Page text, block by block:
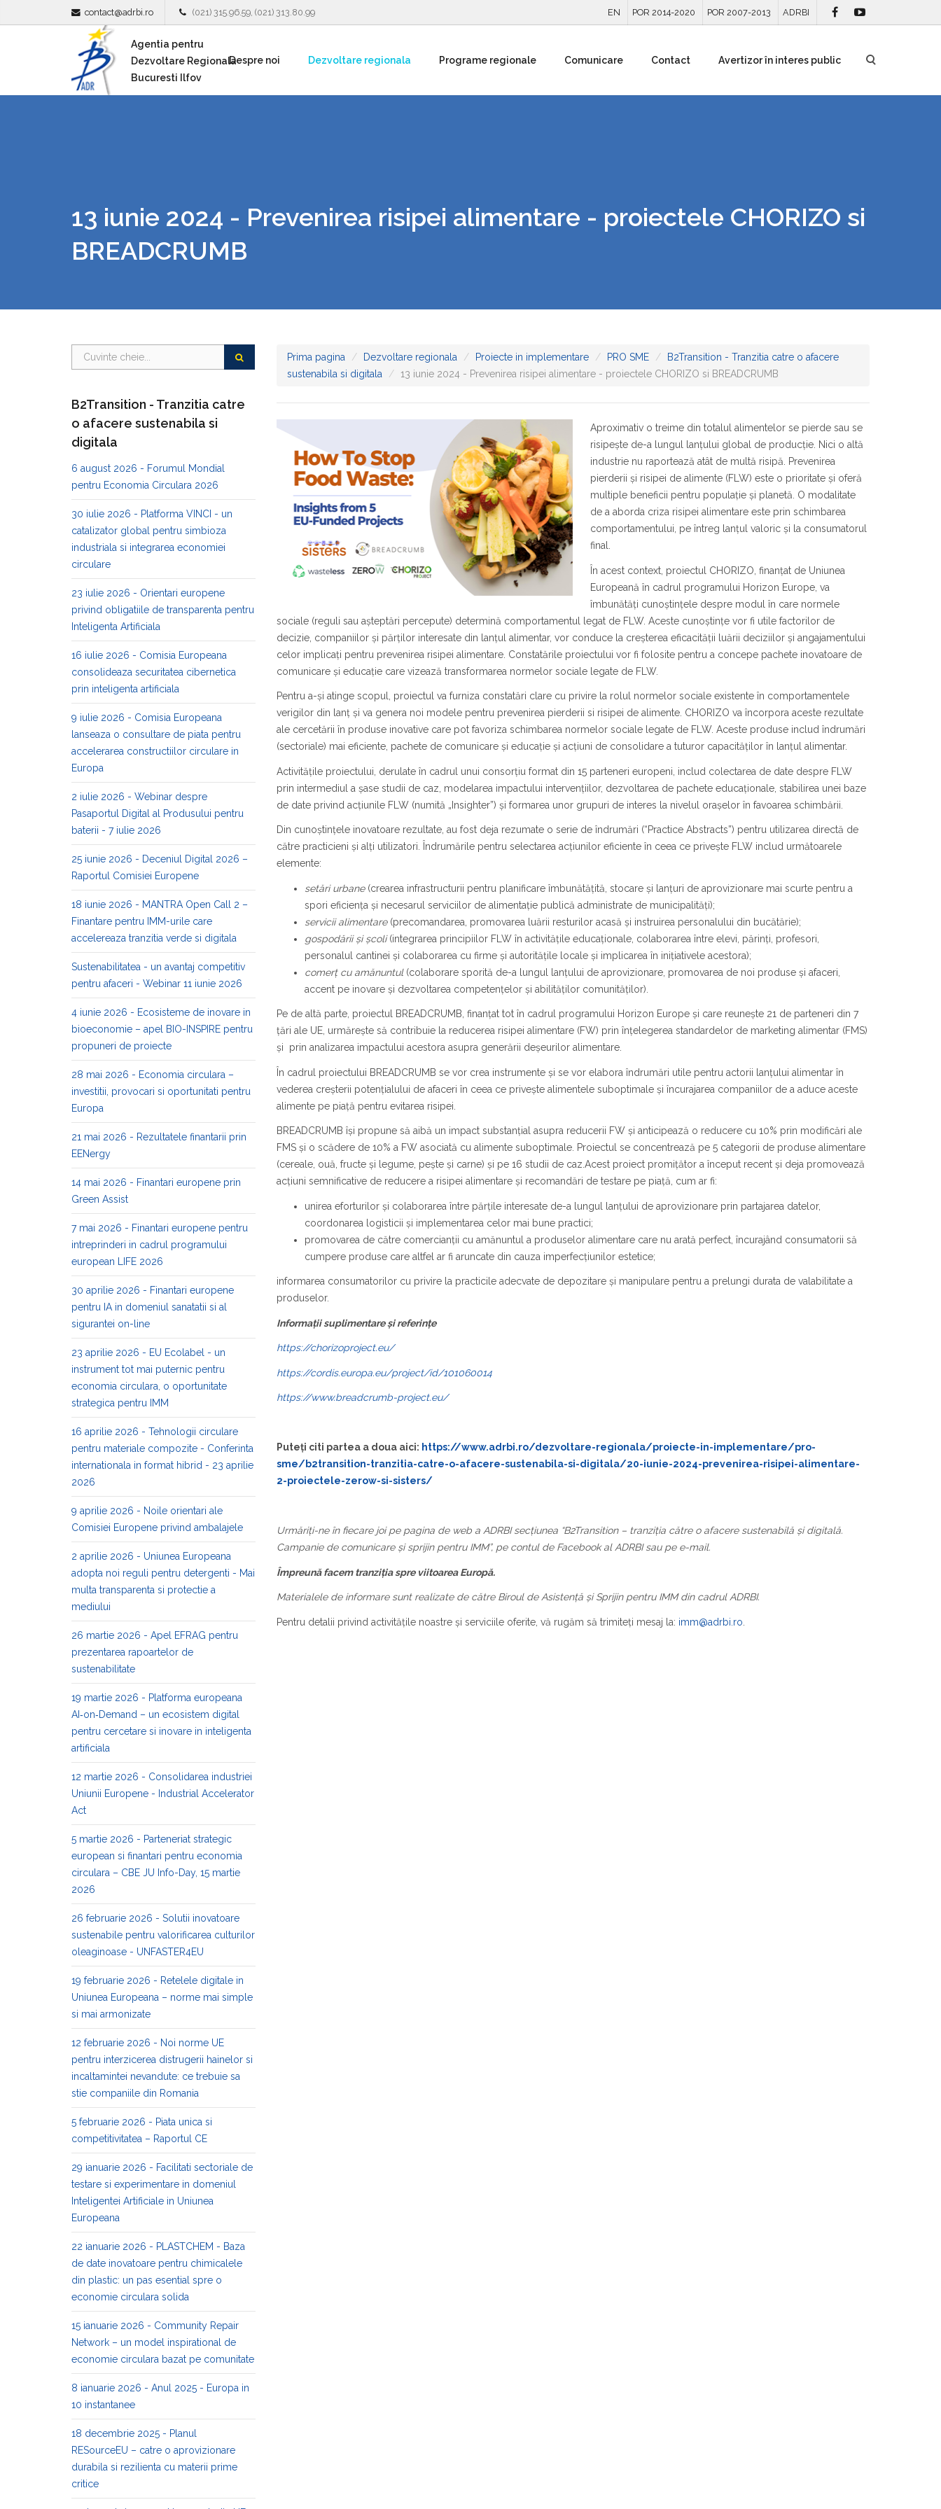
contact@adrbi.ro (021) 315.96.59, (021) 313.80.99 EN POR 2014-2020 POR 2007-2013 ADRBI
Agentia pentru
Dezvoltare Regionala
Bucuresti Ilfov
Despre noi Dezvoltare regionala Programe regionale Comunicare Contact Avertizor în interes public
13 iunie 2024 - Prevenirea risipei alimentare - proiectele CHORIZO si
BREADCRUMB
Prima pagina Dezvoltare regionala Proiecte in implementare PRO SME
B2Transition - Tranzitia catre o afacere
sustenabila si digitala
13 iunie 2024 - Prevenirea risipei alimentare - proiectele CHORIZO si BREADCRUMB
Aproximativ o treime din totalul alimentelor se pierde sau se
risipește de-a lungul lanțului global de producție. Nici o altă
industrie nu raportează atât de multă risipă. Prevenirea
pierderii și risipei de alimente (FLW) este o prioritate și oferă
multiple beneficii pentru populație și planetă. O modalitate
de a aborda criza risipei alimentare este prin schimbarea
comportamentului, pe întreg lanțul valoric și la consumatorul
final.
În acest context, proiectul CHORIZO, finanțat de Uniunea
Europeană în cadrul programului Horizon Europe, va
îmbunătăți cunoștințele despre modul în care normele
sociale (reguli sau așteptări percepute) determină comportamentul legat de FLW. Aceste cunoștințe vor fi utile factorilor de
decizie, companiilor și părților interesate din lanțul alimentar, vor conduce la creșterea eficacității luării deciziilor și angajamentului
celor implicați pentru prevenirea risipei alimentare. Constatările proiectului vor fi folosite pentru a concepe pachete inovatoare de
comunicare și educație care vizează transformarea normelor sociale legate de FLW.
Pentru a-și atinge scopul, proiectul va furniza constatări clare cu privire la rolul normelor sociale existente în comportamentele
verigilor din lanț și va genera noi modele pentru prevenirea pierderii si risipei de alimente. CHORIZO va încorpora aceste rezultate
ale cercetării în produse inovative care pot favoriza schimbarea normelor sociale legate de FLW. Aceste produse includ îndrumări
(sectoriale) mai eficiente, pachete de comunicare și educație și acțiuni de consolidare a tuturor capacităților în lanțul alimentar.
Activitățile proiectului, derulate în cadrul unui consorțiu format din 15 parteneri europeni, includ colectarea de date despre FLW
prin intermediul a şase studii de caz, modelarea impactului intervențiilor, dezvoltarea de pachete educaționale, stabilirea unei baze
de date privind acțiunile FLW (numită „Insighter”) și formarea unor grupuri de interes la nivelul orașelor în favoarea schimbării.
Din cunoștințele inovatoare rezultate, au fost deja rezumate o serie de îndrumări (“Practice Abstracts”) pentru utilizarea directă de
către practicieni și alți utilizatori. Îndrumările pentru selectarea acțiunilor eficiente în ceea ce privește FLW includ următoarele
elemente:
setări urbane(crearea infrastructurii pentru planificare îmbunătățită, stocare și lanțuri de aprovizionare mai scurte pentru a
spori eficiența și necesarul serviciilor de alimentație publică administrate de municipalități);
servicii alimentare(precomandarea, promovarea luării resturilor acasă și instruirea personalului din bucătărie);
gospodării și școli(integrarea principiilor FLW în activitățile educaționale, colaborarea între elevi, părinți, profesori,
personalul cantinei și colaborarea cu firme și autoritățile locale și implicarea în inițiativele acestora);
comerț cu amănuntul (colaborare sporită de-a lungul lanțului de aprovizionare, promovarea de noi produse și afaceri,
accent pe inovare și dezvoltarea competențelor și abilităților comunităților).
Pe de altă parte, proiectul BREADCRUMB, finanțat tot în cadrul programului Horizon Europe și care reunește 21 de parteneri din 7
țări ale UE, urmărește să contribuie la reducerea risipei alimentare (FW) prin înțelegerea standardelor de marketing alimentar (FMS)
și prin analizarea impactului acestora asupra generării deșeurilor alimentare.
În cadrul proiectului BREADCRUMB se vor crea instrumente și se vor elabora îndrumări utile pentru actorii lanțului alimentar în
vederea creșterii potențialului de afaceri în ceea ce privește alimentele suboptimale și încurajarea companiilor de a aduce aceste
alimente pe piață pentru evitarea risipei.
BREADCRUMB își propune să aibă un impact substanțial asupra reducerii FW și anticipează o reducere cu 10% prin modificări ale
FMS și o scădere de 10% a FW asociată cu alimente suboptimale. Proiectul se concentrează pe 5 categorii de produse alimentare
(cereale, ouă, fructe și legume, pește și carne) și pe 16 studii de caz.Acest proiect promițător a început recent și deja promovează
acțiuni semnificative de reducere a risipei alimentare și recomandări de testare pe piață, cum ar fi:
unirea eforturilor și colaborarea între părțile interesate de-a lungul lanțului de aprovizionare prin partajarea datelor,
coordonarea logisticii și implementarea celor mai bune practici;
promovarea de către comercianții cu amănuntul a produselor alimentare care nu arată perfect, încurajând consumatorii să
cumpere produse care altfel ar fi aruncate din cauza imperfecțiunilor estetice;
informarea consumatorilor cu privire la practicile adecvate de depozitare și manipulare pentru a prelungi durata de valabilitate a
produselor.
Informații suplimentare și referințe
https://chorizoproject.eu/
https://cordis.europa.eu/project/id/101060014
https://www.breadcrumb-project.eu/
Puteți citi partea a doua aici: https://www.adrbi.ro/dezvoltare-regionala/proiecte-in-implementare/pro-
sme/b2transition-tranzitia-catre-o-afacere-sustenabila-si-digitala/20-iunie-2024-prevenirea-risipei-alimentare-
2-proiectele-zerow-si-sisters/
Urmăriți-ne în fiecare joi pe pagina de web a ADRBI secțiunea “B2Transition – tranziția către o afacere sustenabilă și digitală.
Campanie de comunicare și sprijin pentru IMM”, pe contul de Facebook al ADRBI sau pe e-mail.
Împreună facem tranziția spre viitoarea Europă.
Materialele de informare sunt realizate de către Biroul de Asistență și Sprijin pentru IMM din cadrul ADRBI.
Pentru detalii privind activităţile noastre şi serviciile oferite, vă rugăm să trimiteţi mesaj la: imm@adrbi.ro
B2Transition - Tranzitia catre
o afacere sustenabila si
digitala
6 august 2026 - Forumul Mondial
pentru Economia Circulara 2026
30 iulie 2026 - Platforma VINCI - un
catalizator global pentru simbioza
industriala si integrarea economiei
circulare
23 iulie 2026 - Orientari europene
privind obligatiile de transparenta pentru
Inteligenta Artificiala
16 iulie 2026 - Comisia Europeana
consolideaza securitatea cibernetica
prin inteligenta artificiala
9 iulie 2026 - Comisia Europeana
lanseaza o consultare de piata pentru
accelerarea constructiilor circulare in
Europa
2 iulie 2026 - Webinar despre
Pasaportul Digital al Produsului pentru
baterii - 7 iulie 2026
25 iunie 2026 - Deceniul Digital 2026 –
Raportul Comisiei Europene
18 iunie 2026 - MANTRA Open Call 2 –
Finantare pentru IMM-urile care
accelereaza tranzitia verde si digitala
Sustenabilitatea - un avantaj competitiv
pentru afaceri - Webinar 11 iunie 2026
4 iunie 2026 - Ecosisteme de inovare in
bioeconomie – apel BIO-INSPIRE pentru
propuneri de proiecte
28 mai 2026 - Economia circulara –
investitii, provocari si oportunitati pentru
Europa
21 mai 2026 - Rezultatele finantarii prin
EENergy
14 mai 2026 - Finantari europene prin
Green Assist
7 mai 2026 - Finantari europene pentru
intreprinderi in cadrul programului
european LIFE 2026
30 aprilie 2026 - Finantari europene
pentru IA in domeniul sanatatii si al
sigurantei on-line
23 aprilie 2026 - EU Ecolabel - un
instrument tot mai puternic pentru
economia circulara, o oportunitate
strategica pentru IMM
16 aprilie 2026 - Tehnologii circulare
pentru materiale compozite - Conferinta
internationala in format hibrid - 23 aprilie
2026
9 aprilie 2026 - Noile orientari ale
Comisiei Europene privind ambalajele
2 aprilie 2026 - Uniunea Europeana
adopta noi reguli pentru detergenti - Mai
multa transparenta si protectie a
mediului
26 martie 2026 - Apel EFRAG pentru
prezentarea rapoartelor de
sustenabilitate
19 martie 2026 - Platforma europeana
AI‑on‑Demand – un ecosistem digital
pentru cercetare si inovare in inteligenta
artificiala
12 martie 2026 - Consolidarea industriei
Uniunii Europene - Industrial Accelerator
Act
5 martie 2026 - Parteneriat strategic
european si finantari pentru economia
circulara – CBE JU Info-Day, 15 martie
2026
26 februarie 2026 - Solutii inovatoare
sustenabile pentru valorificarea culturilor
oleaginoase - UNFASTER4EU
19 februarie 2026 - Retelele digitale in
Uniunea Europeana – norme mai simple
si mai armonizate
12 februarie 2026 - Noi norme UE
pentru interzicerea distrugerii hainelor si
incaltamintei nevandute: ce trebuie sa
stie companiile din Romania
5 februarie 2026 - Piata unica si
competitivitatea – Raportul CE
29 ianuarie 2026 - Facilitati sectoriale de
testare si experimentare in domeniul
Inteligentei Artificiale in Uniunea
Europeana
22 ianuarie 2026 - PLASTCHEM - Baza
de date inovatoare pentru chimicalele
din plastic: un pas esential spre o
economie circulara solida
15 ianuarie 2026 - Community Repair
Network – un model inspirational de
economie circulara bazat pe comunitate
8 ianuarie 2026 - Anul 2025 - Europa in
10 instantanee
18 decembrie 2025 - Planul
RESourceEU – catre o aprovizionare
durabila si rezilienta cu materii prime
critice